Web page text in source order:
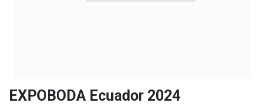
EXPOBODA Ecuador 2024